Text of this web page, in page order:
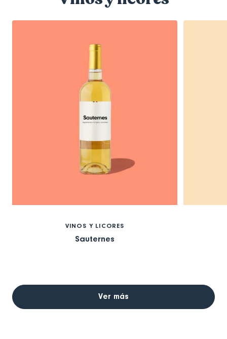
VINOS Y LICORES
Sauternes
Ver más